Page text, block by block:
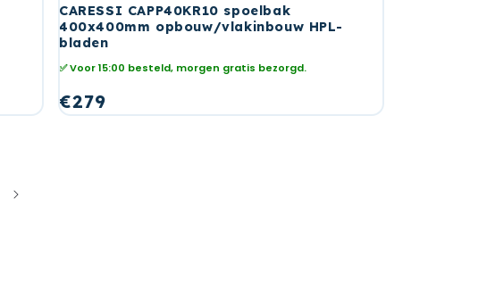
CARESSI CAPP40KR10 spoelbak
400x400mm opbouw/vlakinbouw HPL-
bladen
✅ Voor 15:00 besteld, morgen gratis bezorgd.
Normale
€279